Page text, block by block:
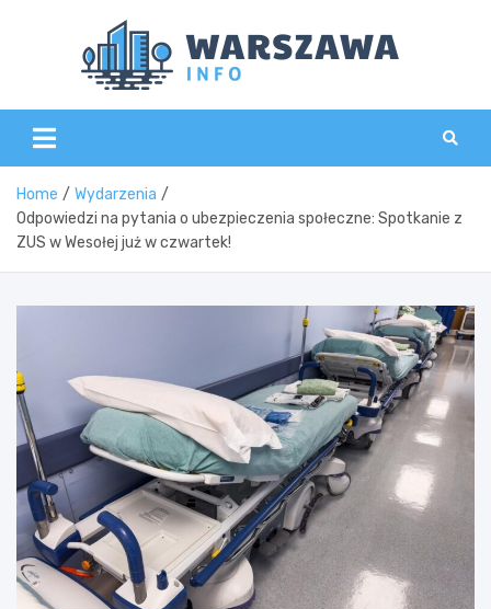
Home
Wydarzenia
Odpowiedzi na pytania o ubezpieczenia społeczne: Spotkanie z
ZUS w Wesołej już w czwartek!